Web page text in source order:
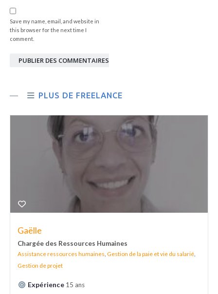
Save my name, email, and website in
this browser for the next time I
comment.
PUBLIER DES COMMENTAIRES
PLUS DE FREELANCE
Gaëlle
Chargée des Ressources Humaines
Assistance ressources humaines, Gestion de la paie et vie du salarié,
Gestion de projet
Expérience 15 ans